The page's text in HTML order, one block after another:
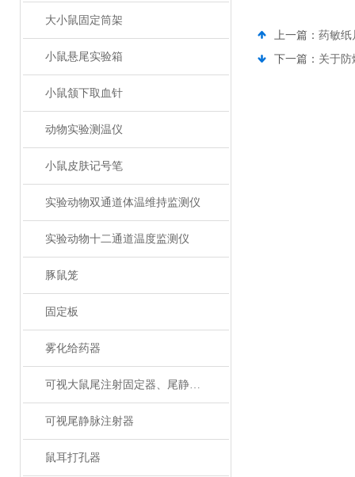
大小鼠固定筒架
小鼠悬尾实验箱
小鼠颔下取血针
动物实验测温仪
小鼠皮肤记号笔
实验动物双通道体温维持监测仪
实验动物十二通道温度监测仪
豚鼠笼
固定板
雾化给药器
可视大鼠尾注射固定器、尾静脉注射
可视尾静脉注射器
鼠耳打孔器
上一篇： 药敏纸
下一篇： 关于防